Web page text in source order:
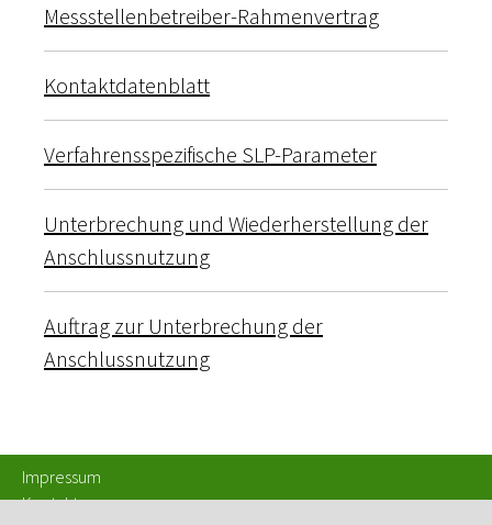
Messstellenbetreiber-Rahmenvertrag
Kontaktdatenblatt
Verfahrensspezifische SLP-Parameter
Unterbrechung und Wiederherstellung der
Anschlussnutzung
Auftrag zur Unterbrechung der
Anschlussnutzung
Impressum
Kontakt